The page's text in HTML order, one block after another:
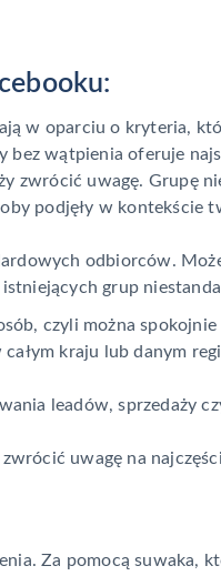
w oparciu o kryteria,
bez wątpienia oferuje
zwrócić uwagę. Grupę
podjęły w kontekście
odbiorców.
grup
czyli można
całym kraju lub danym
leadów, sprzedaży
uwagę na
Za pomocą suwaka,